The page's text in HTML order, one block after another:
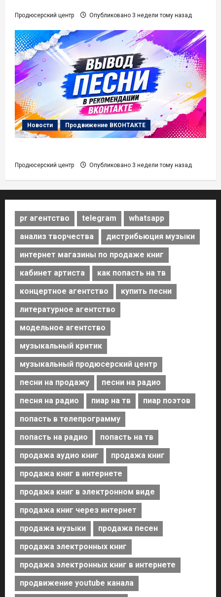
Продюсерский центр Опубликовано 3 недели тому назад
Новости Продвижение ВКОНТАКТЕ
Продюсерский центр Опубликовано 3 недели тому назад
pr агентство telegram
whatsapp
анализ творчества
дистрибьюция музыки
интернет магазины по продаже книг
кабинет артиста
как попасть на тв
концертное агентство
купить песни
литературное агентство
модельное агентство
музыкальный критик
музыкальный продюсерский центр
песни на продажу
песни на радио
песня на радио
пиар на тв
пиар поэтов
попасть в телепрограмму
попасть на радио
попасть на тв
продажа аудио книг
продажа книг
продажа книг в интернете
продажа книг в электронном виде
продажа книг через интернет
продажа музыки
продажа песен
продажа электронных книг
продажа электронных книг в интернете
продвижение youtube канала